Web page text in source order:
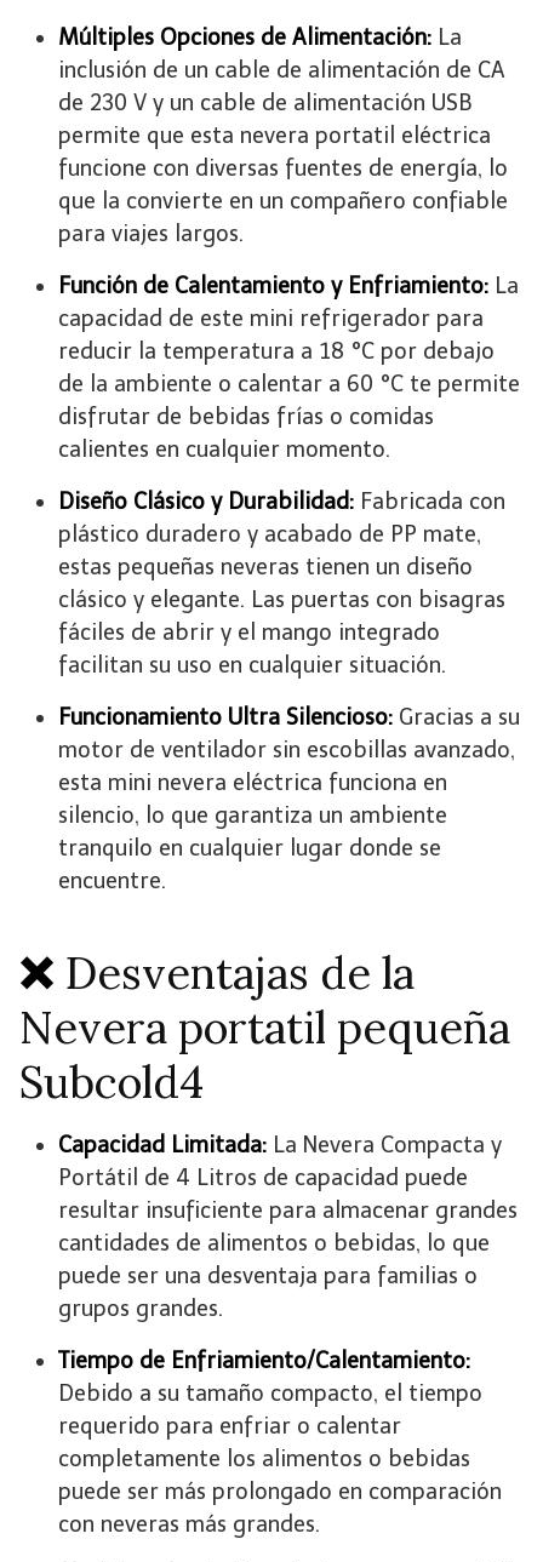
Múltiples Opciones de Alimentación: La
inclusión de un cable de alimentación de CA
de 230 V y un cable de alimentación USB
permite que esta nevera portatil eléctrica
funcione con diversas fuentes de energía, lo
que la convierte en un compañero confiable
para viajes largos.
Función de Calentamiento y Enfriamiento: La
capacidad de este mini refrigerador para
reducir la temperatura a 18 °C por debajo
de la ambiente o calentar a 60 °C te permite
disfrutar de bebidas frías o comidas
calientes en cualquier momento.
Diseño Clásico y Durabilidad: Fabricada con
plástico duradero y acabado de PP mate,
estas pequeñas neveras tienen un diseño
clásico y elegante. Las puertas con bisagras
fáciles de abrir y el mango integrado
facilitan su uso en cualquier situación.
Funcionamiento Ultra Silencioso: Gracias a su
motor de ventilador sin escobillas avanzado,
esta mini nevera eléctrica funciona en
silencio, lo que garantiza un ambiente
tranquilo en cualquier lugar donde se
encuentre.
❌ Desventajas de la
Nevera portatil pequeña
Subcold4
Capacidad Limitada: La Nevera Compacta y
Portátil de 4 Litros de capacidad puede
resultar insuficiente para almacenar grandes
cantidades de alimentos o bebidas, lo que
puede ser una desventaja para familias o
grupos grandes.
Tiempo de Enfriamiento/Calentamiento:
Debido a su tamaño compacto, el tiempo
requerido para enfriar o calentar
completamente los alimentos o bebidas
puede ser más prolongado en comparación
con neveras más grandes.